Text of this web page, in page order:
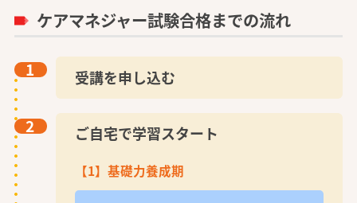
ケアマネジャー試験合格までの流れ
1 受講を申し込む
2 ご自宅で学習スタート
【1】基礎力養成期